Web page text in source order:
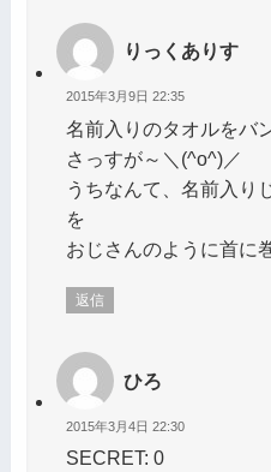
りっくありす
2015年3月9日 22:35
名前入りのタオルをバ
さっすが～＼(^o^)／
うちなんて、名前入り
を
おじさんのように首に
返信
ひろ
2015年3月4日 22:30
SECRET: 0